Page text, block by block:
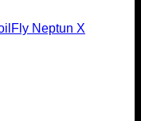
Neptun X